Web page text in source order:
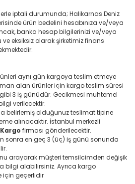
iptali durumunda; Halikarnas Deniz
ürün bedelini hesabınıza ve/veya
banka hesap bilgilerinizi ve/veya
ve eksiksiz olarak şirketimiz finans
aynı gün kargoya teslim etmeye
alan ürünler için kargo teslim süresi
3 iş günüdür. Gecikmesi muhtemel
verilecektir.
belirlemiş olduğunuz teslimat tipine
alınacaktır. İstanbul merkezli
firması gönderilecektir.
sonra en geç 3 (üç) iş günü sonunda
arayarak müşteri temsilcimden değişik
bilgi alabilirsiniz. Ayrıca kargo
için geçerlidir